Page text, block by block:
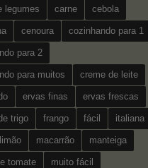
legumes carne cebola
cenoura cozinhando para 1
para 2
para muitos creme de leite
ervas finas ervas frescas
trigo frango fácil italiana
limão macarrão manteiga
tomate muito fácil